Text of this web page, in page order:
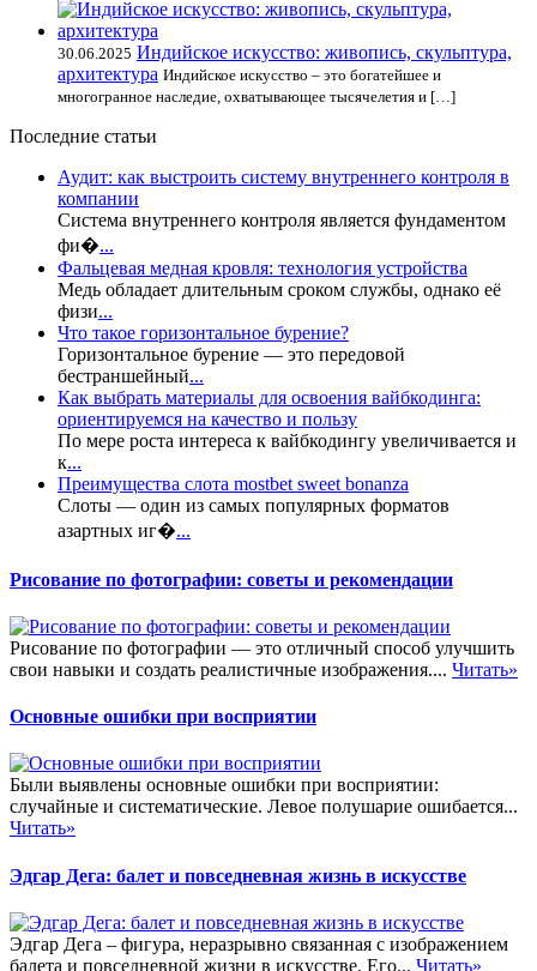
30.06.2025 Индийское искусство: живопись, скульптура,
архитектура Индийское искусство – это богатейшее и
многогранное наследие, охватывающее тысячелетия и […]
Последние статьи
Аудит: как выстроить систему внутреннего контроля в
компании
Система внутреннего контроля является фундаментом
фи�...
Фальцевая медная кровля: технология устройства
Медь обладает длительным сроком службы, однако её
физи...
Что такое горизонтальное бурение?
Горизонтальное бурение — это передовой
бестраншейный...
Как выбрать материалы для освоения вайбкодинга:
ориентируемся на качество и пользу
По мере роста интереса к вайбкодингу увеличивается и
к...
Преимущества слота mostbet sweet bonanza
Слоты — один из самых популярных форматов
азартных иг�...
Рисование по фотографии: советы и рекомендации
Рисование по фотографии — это отличный способ улучшить
свои навыки и создать реалистичные изображения.... Читать»
Основные ошибки при восприятии
Были выявлены основные ошибки при восприятии:
случайные и систематические. Левое полушарие ошибается...
Читать»
Эдгар Дега: балет и повседневная жизнь в искусстве
Эдгар Дега – фигура, неразрывно связанная с изображением
балета и повседневной жизни в искусстве. Его... Читать»